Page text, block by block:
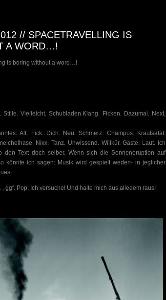
// SPACETRAVELLING IS
A WORD…!
is boring without a word…!
Stille. Vielleicht. Schubladen.Klang. Ficken. Dazumal. Next,
Alt. Fick. Dich. Neu. Schmerz. Champus. Krautsalat.
Nixx. Tanz. Unwissend. Willkür. Gäste. Laut. Ich
den Text doch selber. Wenn sich die Sonneneruption auf
könnte ich sagen: Musik wird gespielt weden- in jeglicher
, ggf. Pop, Ich versuche! Und halte mich aus alledem raus!